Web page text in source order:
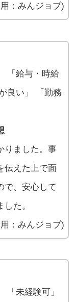
用：みんジョブ)
「給与・時給
良い」 「勤務
りました。事
伝えた上で面
で、安心して
た。
用：みんジョブ)
「未経験可」